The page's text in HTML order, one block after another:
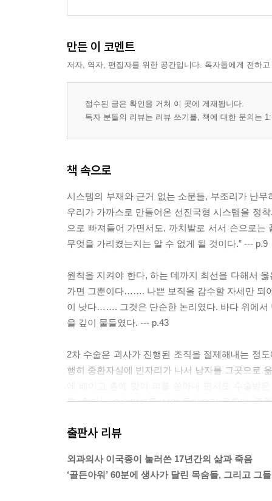
만든 이 코멘트
저자, 역자, 편집자를 위한 공간입니다. 독자들에게 전하
접수된 글은 확인을 거쳐 이 곳에 게재됩니다.
독자 분들의 리뷰는 리뷰 쓰기를, 책에 대한 문의는
책 속으로
시스템의 부재와 근거 없는 소문들, 부조리가 난
우리가 가까스로 만들어온 선진국형 시스템을 정
으로 빠져들어 가면서도, 까치발로 서서 손으로
무엇을 가리켰는지는 알 수 없게 될 것이다.” --- p.9
원칙을 지켜야 한다, 하는 데까지 최선을 다해서
가면 그뿐이다……. 나쁜 보직을 감수할 자세만 되
이 낫다……. 그것은 단순한 논리였다. 바다 위에서
을 깊이 물들였다. --- p.43
2차 수술은 괴사가 진행된 조직을 절제해내는 정
행히 중환자실에 빈자리가 나서 남자를 그곳으로
뿐, 환자는 수술만으론 살아 돌아오지 못한다. 중
적합한 병원에 대한 정보는 미약했다. 구조구급대
아야 될 곳으로 옮겨졌고, 머물지 말아야 할 곳에
출판사 리뷰
외과의사 이국종이 눌러쓴 17년간의 삶과 죽음
‘골든아워’ 60분에 생사가 달린 목숨들, 그리고 그